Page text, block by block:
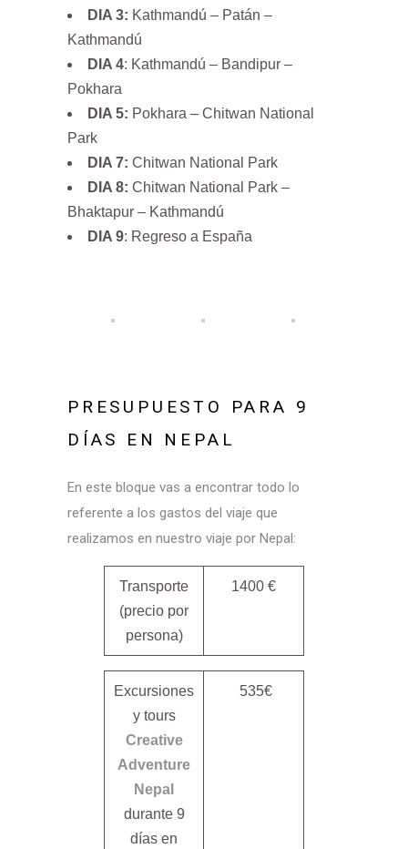
DIA 3: Kathmandú – Patán –
Kathmandú
DIA 4: Kathmandú – Bandipur –
Pokhara
DIA 5: Pokhara – Chitwan National
Park
DIA 7: Chitwan National Park
DIA 8: Chitwan National Park –
Bhaktapur – Kathmandú
DIA 9: Regreso a España
PRESUPUESTO PARA 9
DÍAS EN NEPAL
En este bloque vas a encontrar todo lo
referente a los gastos del viaje que
realizamos en nuestro viaje por Nepal:
Transporte
(precio por
persona)
1400 €
Excursiones
y tours
Creative
Adventure
Nepal
durante 9
días en
535€